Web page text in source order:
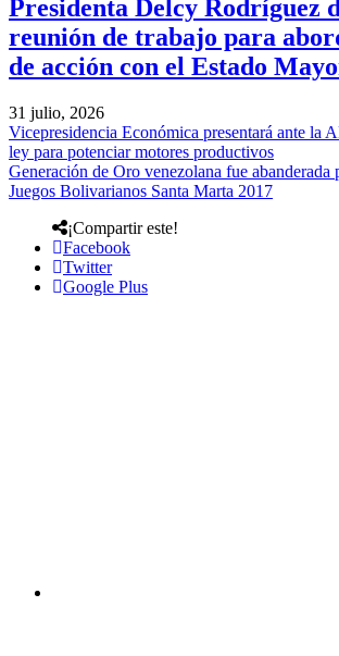
Presidenta Delcy Rodríguez
reunión de trabajo para
de acción con el Estado
31 julio, 2026
Vicepresidencia Económica presentará ante la
ley para potenciar motores productivos
Generación de Oro venezolana fue
Juegos Bolivarianos Santa Marta 2017
¡Compartir este!
Facebook
Twitter
Google Plus